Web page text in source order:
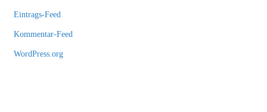
Eintrags-Feed
Kommentar-Feed
WordPress.org